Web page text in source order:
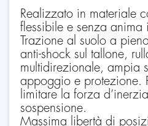
Realizzato in materiale
flessibile e senza anima
Trazione al suolo a
anti-shock sul tallone,
multidirezionale, ampia
appoggio e protezione.
limitare la forza
sospensione.
Massima libertà di